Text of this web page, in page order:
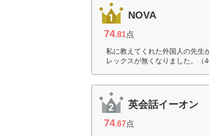
NOVA
74.81点
私に教えてくれた外国人の先生
レックスが無くなりました。（
英会話イーオン
74.67点